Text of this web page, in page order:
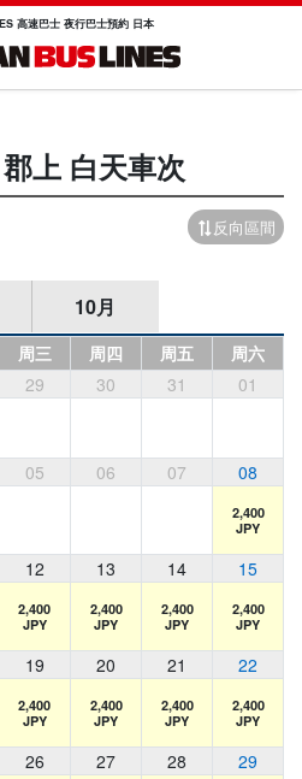
高速巴士 夜行巴士預約 日本
郡上 白天車次
反向區間
10月
周三 周四 周五
周六
29 30 31 01
05 06 07 08
2,400
JPY
12 13 14 15
2,400
JPY
2,400
JPY
2,400
JPY
2,400
JPY
19 20 21 22
2,400
JPY
2,400
JPY
2,400
JPY
2,400
JPY
26 27 28 29